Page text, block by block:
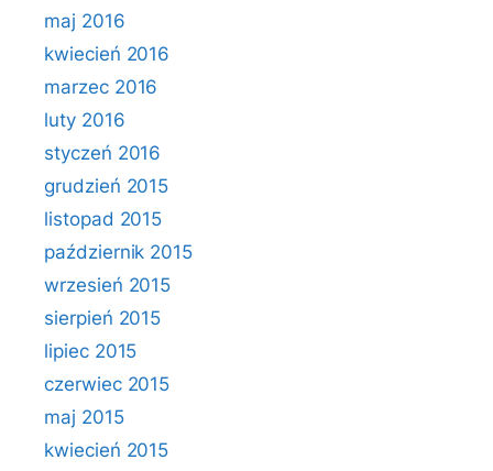
maj 2016
kwiecień 2016
marzec 2016
luty 2016
styczeń 2016
grudzień 2015
listopad 2015
październik 2015
wrzesień 2015
sierpień 2015
lipiec 2015
czerwiec 2015
maj 2015
kwiecień 2015